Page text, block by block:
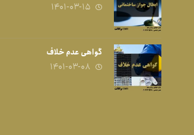
۱۴۰۱-۰۳-۱۵
گواهی عدم خلاف
۱۴۰۱-۰۳-۰۸